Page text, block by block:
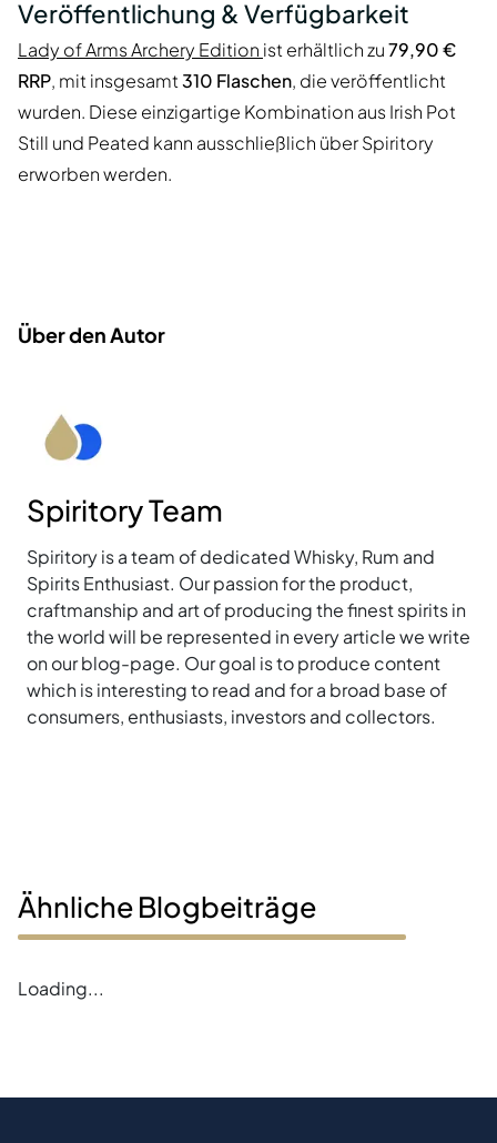
Veröffentlichung & Verfügbarkeit
Lady of Arms Archery Edition ist erhältlich zu79,90 €
RRP, mit insgesamt310 Flaschen, die veröffentlicht
wurden. Diese einzigartige Kombination aus Irish Pot
Still und Peated kann ausschließlich über Spiritory
erworben werden.
Über den Autor
Spiritory Team
Spiritory is a team of dedicated Whisky, Rum and
Spirits Enthusiast. Our passion for the product,
craftmanship and art of producing the finest spirits in
the world will be represented in every article we write
on our blog-page. Our goal is to produce content
which is interesting to read and for a broad base of
consumers, enthusiasts, investors and collectors.
Ähnliche Blogbeiträge
Loading...